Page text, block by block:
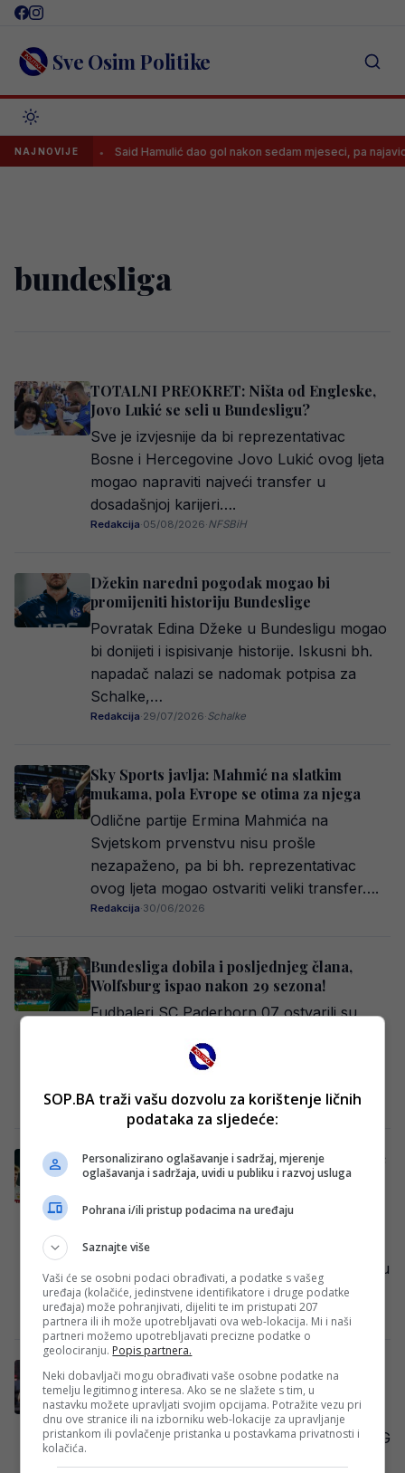
Skip
content Sve Osim Politike
NAJNOVIJE
pravila Said Hamulić dao gol nakon sedam mjeseci, pa najavio
bundesliga
TOTALNI PREOKRET: Ništa od Engleske,
Jovo Lukić se seli u Bundesligu?
Sve je izvjesnije da bi reprezentativac
Bosne i Hercegovine Jovo Lukić ovog ljeta
mogao napraviti najveći transfer u
dosadašnjoj karijeri….
Redakcija·05/08/2026·NFSBiH
Džekin naredni pogodak mogao bi
promijeniti historiju Bundeslige
Povratak Edina Džeke u Bundesligu mogao
bi donijeti i ispisivanje historije. Iskusni bh.
napadač nalazi se nadomak potpisa za
Schalke,…
Redakcija·29/07/2026·Schalke
Sky Sports javlja: Mahmić na slatkim
mukama, pola Evrope se otima za njega
Odlične partije Ermina Mahmića na
Svjetskom prvenstvu nisu prošle
nezapaženo, pa bi bh. reprezentativac
ovog ljeta mogao ostvariti veliki transfer….
Redakcija·30/06/2026
Bundesliga dobila i posljednjeg člana,
Wolfsburg ispao nakon 29 sezona!
Fudbaleri SC Paderborn 07 ostvarili su
nakon što su u revanš susretu doigravanja
Redakcija Sop· 25/05/2026
Spuštena zavjesa na Bundesligu: Tabaković
se povrijedio, Demirović u Ligi prvaka,
mnogo uzbuđenja, iako je šampion već
ranije bio poznat. Bayern Munich je sezonu
zaključio ubjedljivom…
Redakcija Sop·16/05/2026
Majstorski pogodak Tabakovića protiv
Hoffenheima! (VIDEO)
U okviru 34. kola njemačke Bundeslige,
Borussia Mönchengladbach ugostila je TSG
SOP.BA traži vašu dozvolu za korištenje ličnih
podataka za sljedeće:
Personalizirano oglašavanje i sadržaj, mjerenje
oglašavanja i sadržaja, uvidi u publiku i razvoj usluga
Pohrana i/ili pristup podacima na uređaju
Saznajte više
Vaši će se osobni podaci obrađivati, a podatke s vašeg
uređaja (kolačiće, jedinstvene identifikatore i druge podatke
uređaja) može pohranjivati, dijeliti te im pristupati 207
partnera ili ih može upotrebljavati ova web-lokacija. Mi i naši
partneri možemo upotrebljavati precizne podatke o
geolociranju. Popis partnera.
Neki dobavljači mogu obrađivati vaše osobne podatke na
temelju legitimnog interesa. Ako se ne slažete s tim, u
nastavku možete upravljati svojim opcijama. Potražite vezu pri
dnu ove stranice ili na izborniku web-lokacije za upravljanje
pristankom ili povlačenje pristanka u postavkama privatnosti i
kolačića.